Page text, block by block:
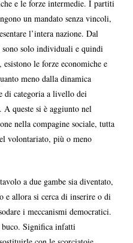
e le forze intermedie. I partiti
un mandato senza vincoli,
l’intera nazione. Dal
solo individuali e quindi
le forze economiche e
meno dalla dinamica
di categoria a livello dei
queste si è aggiunto nel
nella compagine sociale, tutta
volontariato, più o meno
a due gambe sia diventato,
e allora si cerca di inserire o di
i meccanismi democratici.
buco. Significa infatti